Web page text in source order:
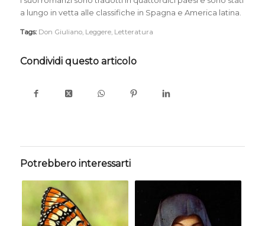
a lungo in vetta alle classifiche in Spagna e America latina.
Tags: Don Giuliano, Leggere, Letteratura
Condividi questo articolo
Potrebbero interessarti